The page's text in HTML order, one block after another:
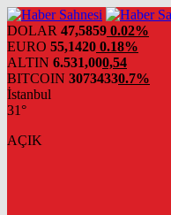
DOLAR 47,5859 0.02%
EURO 55,1420 0.18%
ALTIN 6.531,000,54
BITCOIN 30734330.7%
İstanbul
31°
AÇIK